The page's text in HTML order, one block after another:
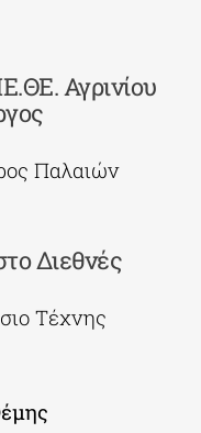
Αγρινίου
Παλαιών
Διεθνές
Τέχνης